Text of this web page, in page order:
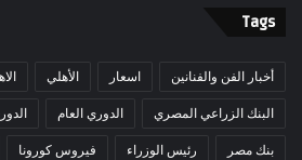
Tags
أخبار الفن والفنانين اسعار الأهلي
البنك الزراعي المصري الدوري العام
بنك مصر رئيس الوزراء فيروس كورونا